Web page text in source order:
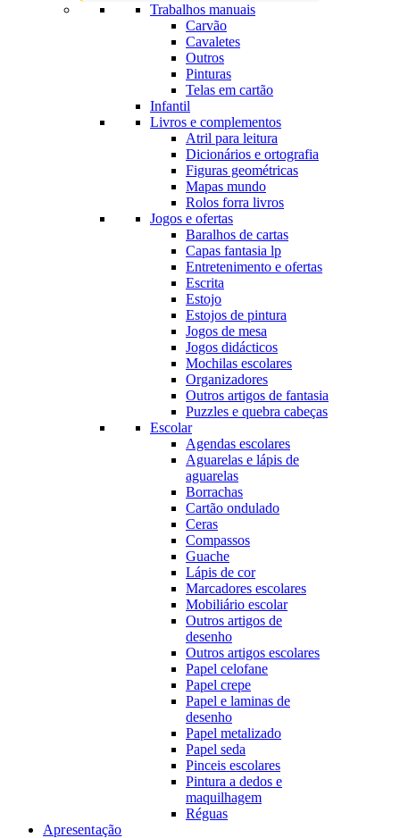
Trabalhos manuais
Carvão
Cavaletes
Outros
Pinturas
Telas em cartão
Infantil
Livros e complementos
Atril para leitura
Dicionários e ortografia
Figuras geométricas
Mapas mundo
Rolos forra livros
Jogos e ofertas
Baralhos de cartas
Capas fantasia lp
Entretenimento e ofertas
Escrita
Estojo
Estojos de pintura
Jogos de mesa
Jogos didácticos
Mochilas escolares
Organizadores
Outros artigos de fantasia
Puzzles e quebra cabeças
Escolar
Agendas escolares
Aguarelas e lápis de
aguarelas
Borrachas
Cartão ondulado
Ceras
Compassos
Guache
Lápis de cor
Marcadores escolares
Mobiliário escolar
Outros artigos de
desenho
Outros artigos escolares
Papel celofane
Papel crepe
Papel e laminas de
desenho
Papel metalizado
Papel seda
Pinceis escolares
Pintura a dedos e
maquilhagem
Réguas
Apresentação